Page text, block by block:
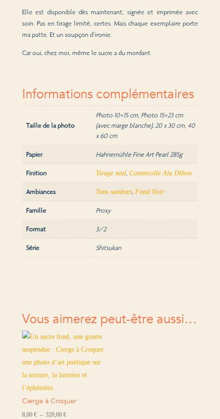
Elle est disponible dès maintenant, signée et imprimée avec
soin. Pas en tirage limité, certes. Mais chaque exemplaire porte
ma patte. Et un soupçon d’ironie.
Car oui, chez moi, même le sucre a du mordant.
Informations complémentaires
Taille de la photo
Photo 10×15 cm, Photo 15×23 cm
(avec marge blanche), 20 x 30 cm, 40
x 60 cm
Papier Hahnemühle Fine Art Pearl 285g
Finition Tirage seul, Contrecollé Alu Dibon
Ambiances Tons sombres, Fond Noir
Famille Proxy
Format 3/2
Série Shitsukan
Vous aimerez peut-être aussi…
Cierge à Croquer
8,00 € – 320,00 €Plage